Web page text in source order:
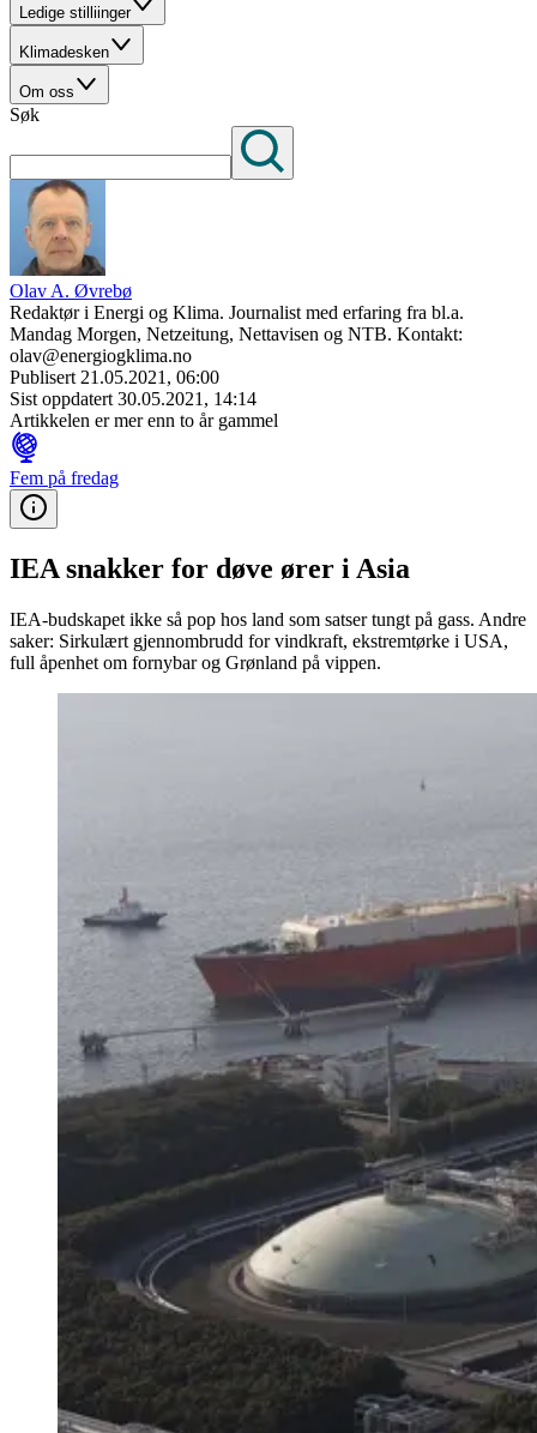
Ledige stilliinger
Klimadesken
Om oss
Søk
Olav A. Øvrebø
Redaktør i Energi og Klima. Journalist med erfaring fra bl.a.
Mandag Morgen, Netzeitung, Nettavisen og NTB. Kontakt:
olav@energiogklima.no
Publisert 21.05.2021, 06:00
Sist oppdatert 30.05.2021, 14:14
Artikkelen er mer enn to år gammel
Fem på fredag
IEA snakker for døve ører i Asia
IEA-budskapet ikke så pop hos land som satser tungt på gass. Andre
saker: Sirkulært gjennombrudd for vindkraft, ekstremtørke i USA,
full åpenhet om fornybar og Grønland på vippen.